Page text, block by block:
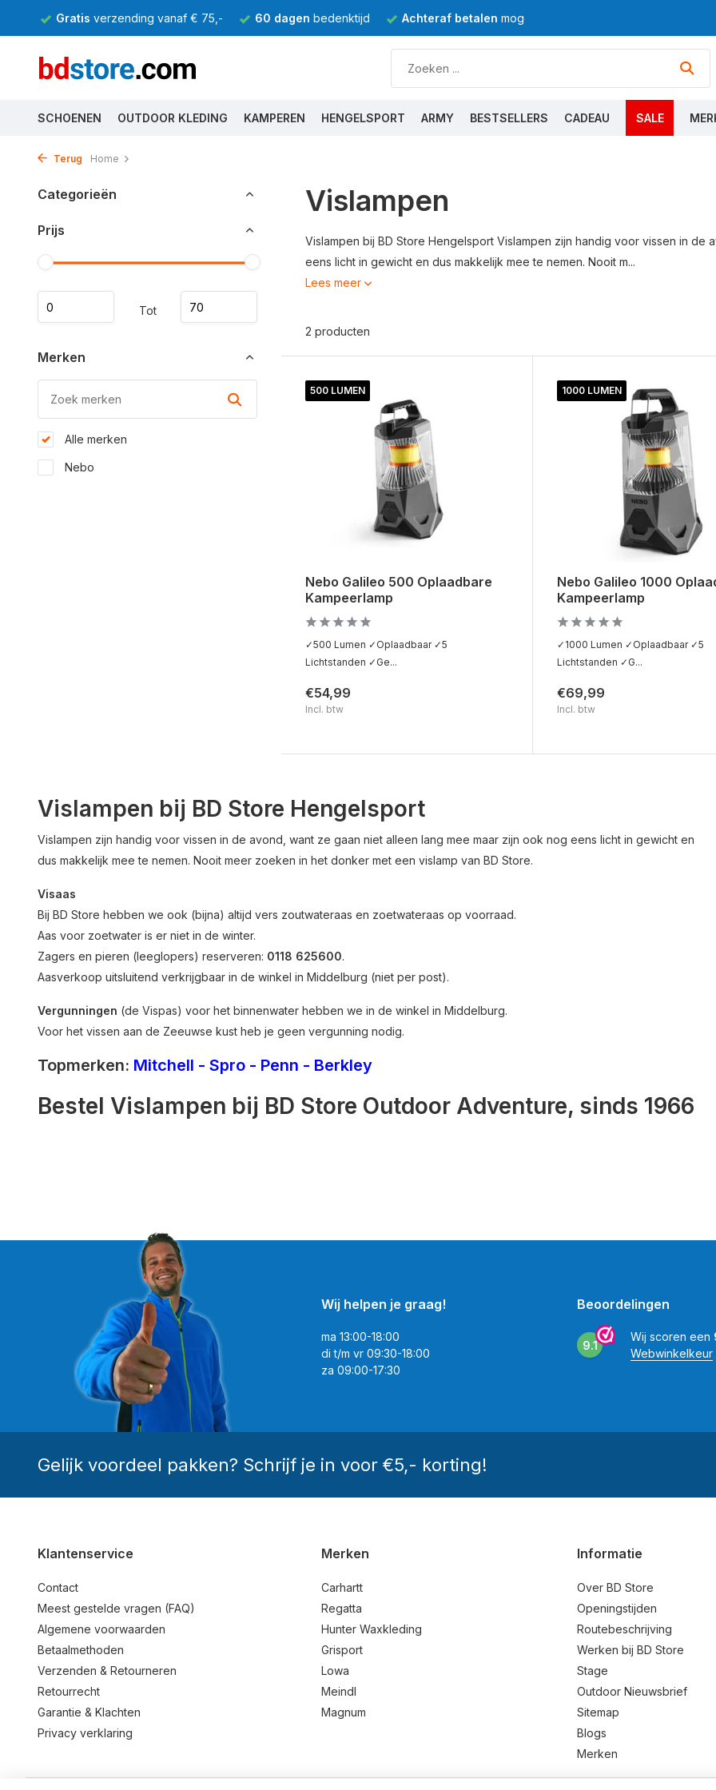
Gratis verzending vanaf € 75,- 60 dagen bedenktijd Achteraf betalen mogelijk
SCHOENEN OUTDOOR KLEDING KAMPEREN HENGELSPORT ARMY BESTSELLERS CADEAU SALE
Terug Home
Categorieën
Prijs
Tot
Merken
Alle merken
Nebo
Vislampen
Vislampen bij BD Store Hengelsport Vislampen zijn handig voor vissen in
eens licht in gewicht en dus makkelijk mee te nemen. Nooit m...
Lees meer
2 producten
500 LUMEN
Nebo Galileo 500 Oplaadbare
Kampeerlamp
✓500 Lumen ✓Oplaadbaar ✓5
Lichtstanden ✓Ge...
€54,99
Incl. btw
1000 LUMEN
Nebo Galileo 1000
Kampeerlamp
✓1000 Lumen ✓Oplaadbaar ✓5
Lichtstanden ✓G...
€69,99
Incl. btw
Vislampen bij BD Store Hengelsport
Vislampen zijn handig voor vissen in de avond, want ze gaan niet alleen lang mee maar zijn ook nog eens licht in gewicht en
dus makkelijk mee te nemen. Nooit meer zoeken in het donker met een vislamp van BD Store.
Visaas
Bij BD Store hebben we ook (bijna) altijd vers zoutwateraas en zoetwateraas op voorraad.
Aas voor zoetwater is er niet in de winter.
Zagers en pieren (leeglopers) reserveren: 0118 625600.
Aasverkoop uitsluitend verkrijgbaar in de winkel in Middelburg (niet per post).
Vergunningen (de Vispas) voor het binnenwater hebben we in de winkel in Middelburg.
Voor het vissen aan de Zeeuwse kust heb je geen vergunning nodig.
Topmerken: Mitchell - Spro - Penn - Berkley
Bestel Vislampen bij BD Store Outdoor Adventure, sinds 1966
Wij helpen je graag!
ma 13:00-18:00
di t/m vr 09:30-18:00
za 09:00-17:30
Beoordelingen
9.1
Wij scoren een
Webwinkelkeur
Gelijk voordeel pakken? Schrijf je in voor €5,- korting!
Klantenservice
Contact
Meest gestelde vragen (FAQ)
Algemene voorwaarden
Betaalmethoden
Verzenden & Retourneren
Retourrecht
Garantie & Klachten
Privacy verklaring
Merken
Carhartt
Regatta
Hunter Waxkleding
Grisport
Lowa
Meindl
Magnum
Informatie
Over BD Store
Openingstijden
Routebeschrijving
Werken bij BD Store
Stage
Outdoor Nieuwsbrief
Sitemap
Blogs
Merken